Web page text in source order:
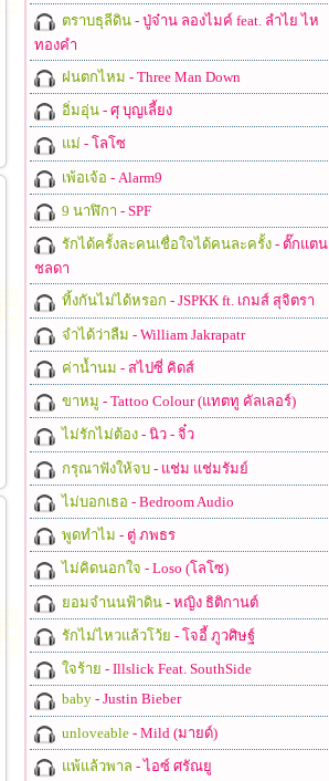
ตราบธุลีดิน- ปู่จ๋าน ลองไมค์ feat. ลำไย ไห
ทองคำ
ฝนตกไหม - Three Man Down
อิ่มอุ่น- ศุ บุญเลี้ยง
แม่ - โลโซ
เพ้อเจ้อ - Alarm9
9 นาฬิกา - SPF
รักได้ครั้งละคนเชื่อใจได้คนละครั้ง- ตั๊กแตน
ชลดา
ทิ้งกันไม่ได้หรอก - JSPKK ft. เกมส์ สุจิตรา
จำได้ว่าลืม - William Jakrapatr
ค่าน้ำนม - สไปซี่ คิดส์
ขาหมู - Tattoo Colour (แทตทู คัลเลอร์)
ไม่รักไม่ต้อง- นิว - จิ๋ว
กรุณาฟังให้จบ- แช่ม แช่มรัมย์
ไม่บอกเธอ - Bedroom Audio
พูดทำไม - ตู่ ภพธร
ไม่คิดนอกใจ - Loso (โลโซ)
ยอมจำนนฟ้าดิน- หญิง ธิติกานต์
รักไม่ไหวแล้วโว้ย - โจอี้ ภูวศิษฐ์
ใจร้าย - Illslick Feat. SouthSide
baby- Justin Bieber
unloveable- Mild (มายด์)
แพ้แล้วพาล - ไอซ์ ศรัณยู